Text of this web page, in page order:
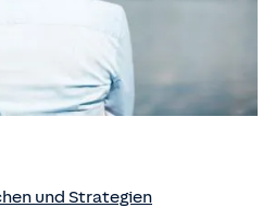
und Strategien